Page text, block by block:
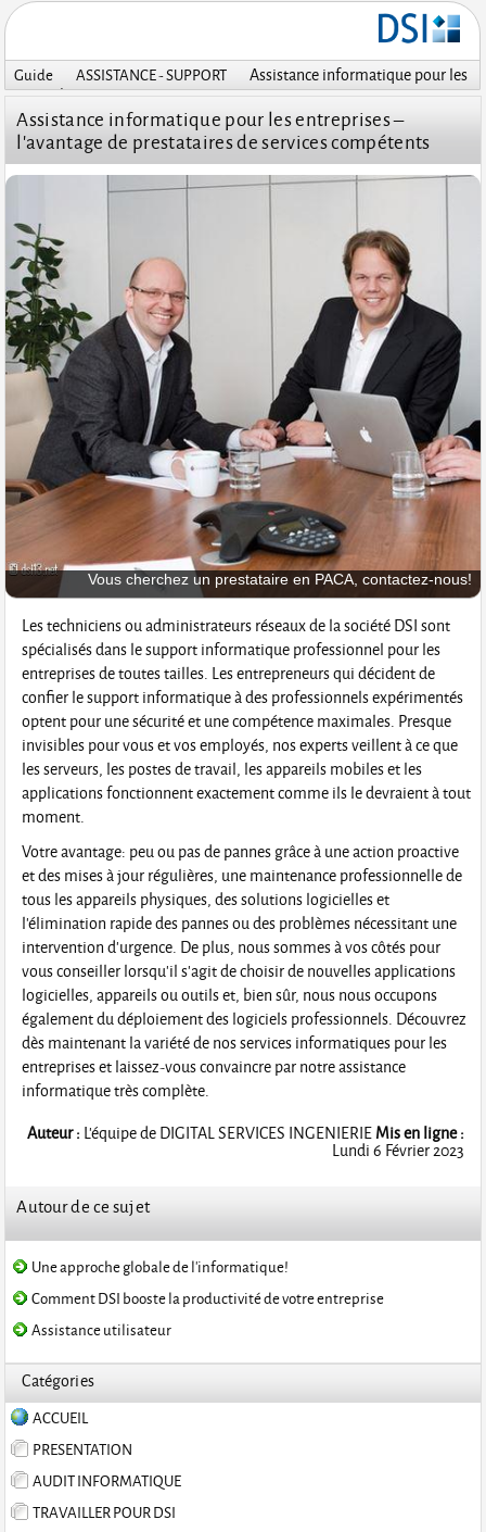
Guide ASSISTANCE - SUPPORT Assistance informatique pour les
entreprises –...
Assistance informatique pour les entreprises –
l'avantage de prestataires de services compétents
Vous cherchez un prestataire en PACA, contactez-nous!
Les techniciens ou administrateurs réseaux de la société DSI sont
spécialisés dans le support informatique professionnel pour les
entreprises de toutes tailles. Les entrepreneurs qui décident de
confier le support informatique à des professionnels expérimentés
optent pour une sécurité et une compétence maximales. Presque
invisibles pour vous et vos employés, nos experts veillent à ce que
les serveurs, les postes de travail, les appareils mobiles et les
applications fonctionnent exactement comme ils le devraient à tout
moment.
Votre avantage: peu ou pas de pannes grâce à une action proactive
et des mises à jour régulières, une maintenance professionnelle de
tous les appareils physiques, des solutions logicielles et
l'élimination rapide des pannes ou des problèmes nécessitant une
intervention d'urgence. De plus, nous sommes à vos côtés pour
vous conseiller lorsqu'il s'agit de choisir de nouvelles applications
logicielles, appareils ou outils et, bien sûr, nous nous occupons
également du déploiement des logiciels professionnels. Découvrez
dès maintenant la variété de nos services informatiques pour les
entreprises et laissez-vous convaincre par notre assistance
informatique très complète.
Auteur : L'équipe de DIGITAL SERVICES INGENIERIEMis en ligne :
Lundi 6 Février 2023
Autour de ce sujet
Une approche globale de l'informatique!
Comment DSI booste la productivité de votre entreprise
Assistance utilisateur
Catégories
ACCUEIL
PRESENTATION
AUDIT INFORMATIQUE
TRAVAILLER POUR DSI